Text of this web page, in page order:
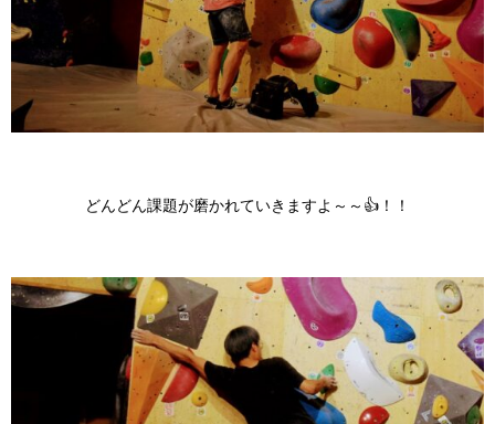
どんどん課題が磨かれていきますよ～～👍！！